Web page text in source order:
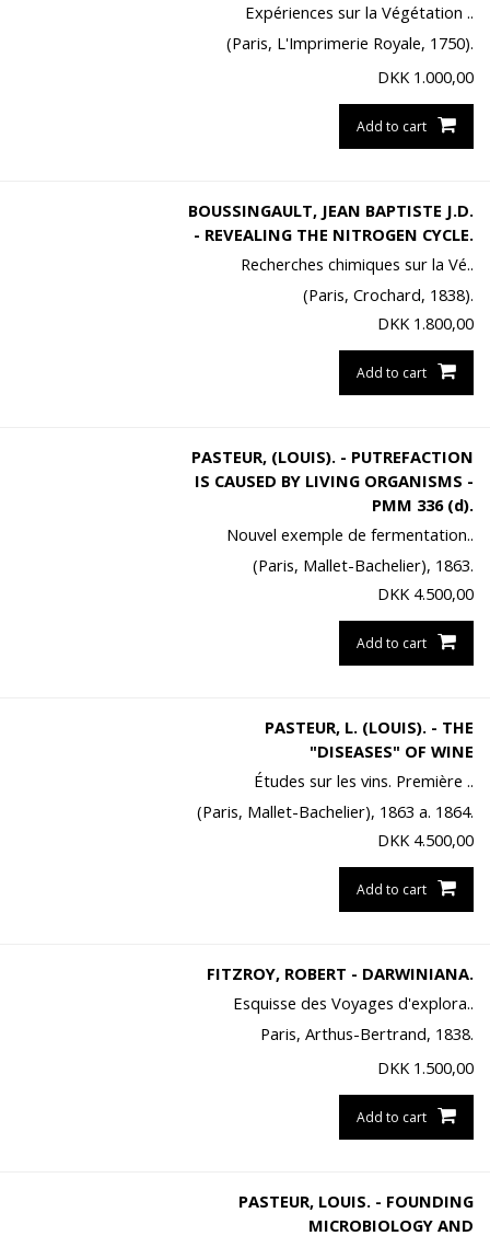
Expériences sur la Végétation ..
(Paris, L'Imprimerie Royale, 1750).
DKK 1.000,00
Add to cart
BOUSSINGAULT, JEAN BAPTISTE J.D.
- REVEALING THE NITROGEN CYCLE.
Recherches chimiques sur la Vé..
(Paris, Crochard, 1838).
DKK 1.800,00
Add to cart
PASTEUR, (LOUIS). - PUTREFACTION
IS CAUSED BY LIVING ORGANISMS -
PMM 336 (d).
Nouvel exemple de fermentation..
(Paris, Mallet-Bachelier), 1863.
DKK 4.500,00
Add to cart
PASTEUR, L. (LOUIS). - THE
"DISEASES" OF WINE
Études sur les vins. Première ..
(Paris, Mallet-Bachelier), 1863 a. 1864.
DKK 4.500,00
Add to cart
FITZROY, ROBERT - DARWINIANA.
Esquisse des Voyages d'explora..
Paris, Arthus-Bertrand, 1838.
DKK 1.500,00
Add to cart
PASTEUR, LOUIS. - FOUNDING
MICROBIOLOGY AND